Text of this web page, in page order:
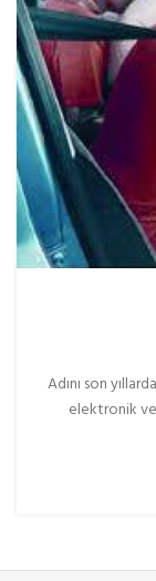
Adını son
elektronik